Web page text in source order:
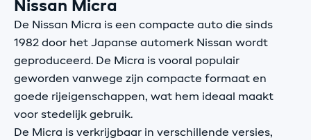
Nissan Micra
De Nissan Micra is een compacte auto die sinds
1982 door het Japanse automerk Nissan wordt
geproduceerd. De Micra is vooral populair
geworden vanwege zijn compacte formaat en
goede rijeigenschappen, wat hem ideaal maakt
voor stedelijk gebruik.
De Micra is verkrijgbaar in verschillende versies,